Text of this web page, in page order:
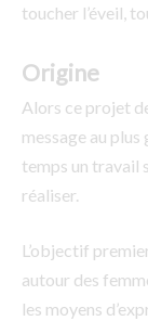
toucher l’éveil,
Origine
Alors ce projet
message au
temps un travail
réaliser.
L’objectif
autour des
les moyens